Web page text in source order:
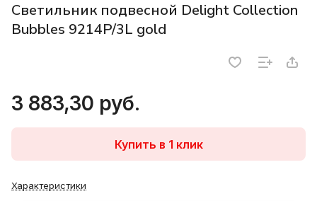
Светильник подвесной Delight Collection
Bubbles 9214P/3L gold
3 883,30 руб.
Купить в 1 клик
Характеристики